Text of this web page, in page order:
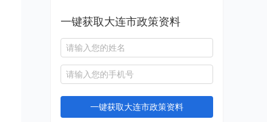
一键获取大连市政策资料
一键获取大连市政策资料